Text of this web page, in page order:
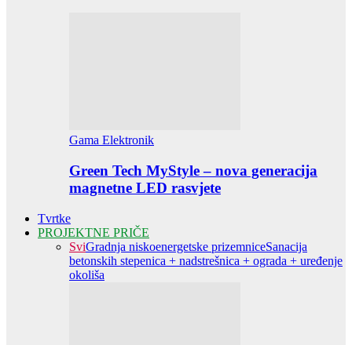
Gama Elektronik
Green Tech MyStyle – nova generacija
magnetne LED rasvjete
Tvrtke
PROJEKTNE PRIČE
SviGradnja niskoenergetske prizemniceSanacija
betonskih stepenica + nadstrešnica + ograda + uređenje
okoliša